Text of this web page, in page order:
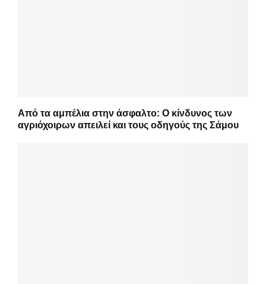
Από τα αμπέλια στην άσφαλτο: Ο κίνδυνος των
αγριόχοιρων απειλεί και τους οδηγούς της Σάμου